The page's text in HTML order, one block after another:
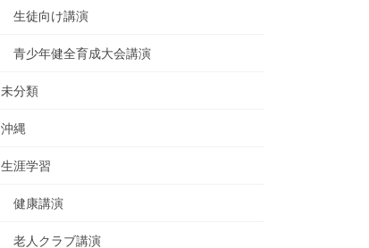
生徒向け講演
青少年健全育成大会講演
未分類
沖縄
生涯学習
健康講演
老人クラブ講演